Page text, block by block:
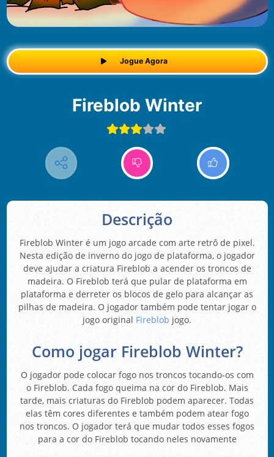
Jogue Agora
Fireblob Winter
Descrição
Fireblob Winter é um jogo arcade com arte retrô de pixel.
Nesta edição de inverno do jogo de plataforma, o jogador
deve ajudar a criatura Fireblob a acender os troncos de
madeira. O Fireblob terá que pular de plataforma em
plataforma e derreter os blocos de gelo para alcançar as
pilhas de madeira. O jogador também pode tentar jogar o
jogo original Fireblob jogo.
Como jogar Fireblob Winter?
O jogador pode colocar fogo nos troncos tocando-os com
o Fireblob. Cada fogo queima na cor do Fireblob. Mais
tarde, mais criaturas do Fireblob podem aparecer. Todas
elas têm cores diferentes e também podem atear fogo
nos troncos. O jogador terá que mudar todos esses fogos
para a cor do Fireblob tocando neles novamente